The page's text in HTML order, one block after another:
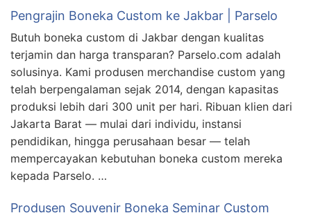
Pengrajin Boneka Custom ke Jakbar | Parselo
Butuh boneka custom di Jakbar dengan kualitas
terjamin dan harga transparan? Parselo.com adalah
solusinya. Kami produsen merchandise custom yang
telah berpengalaman sejak 2014, dengan kapasitas
produksi lebih dari 300 unit per hari. Ribuan klien dari
Jakarta Barat — mulai dari individu, instansi
pendidikan, hingga perusahaan besar — telah
mempercayakan kebutuhan boneka custom mereka
kepada Parselo. …
Produsen Souvenir Boneka Seminar Custom